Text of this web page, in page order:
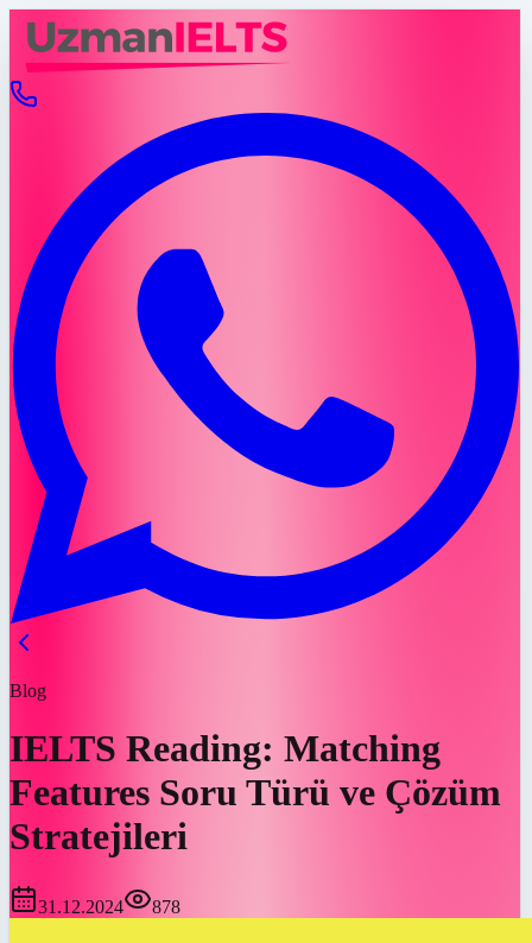
Blog
IELTS Reading: Matching
Features Soru Türü ve Çözüm
Stratejileri
31.12.2024 878